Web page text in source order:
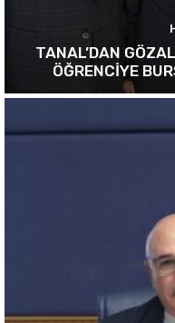
TANAL’DAN
ÖĞRENCİYE